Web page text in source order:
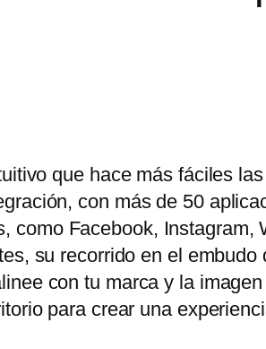
que hace más fáciles
con más de 50
como Facebook, Instagram,
su recorrido en el embudo
con tu marca y la
para crear una